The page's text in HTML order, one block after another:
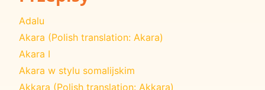
Adalu
Akara (Polish translation: Akara)
Akara I
Akara w stylu somalijskim
Akkara (Polish translation: Akkara)